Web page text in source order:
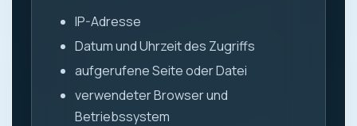
IP-Adresse
Datum und Uhrzeit des Zugriffs
aufgerufene Seite oder Datei
verwendeter Browser und
Betriebssystem